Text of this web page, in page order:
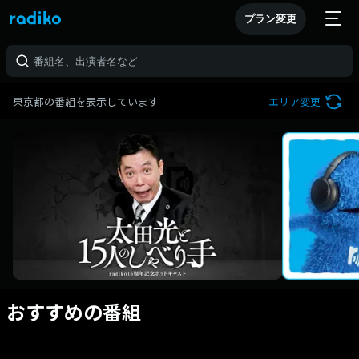
プラン変更
東京都の番組を表示しています エリア変更
おすすめの番組